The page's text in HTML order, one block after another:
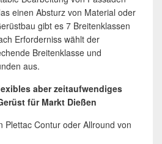
einen Absturz von Material oder
gibt es 7 Breitenklassen
Erforderniss wählt der
Breitenklasse und
aus.
aber zeitaufwendiges
für Markt Dießen
Plettac Contur oder Allround von